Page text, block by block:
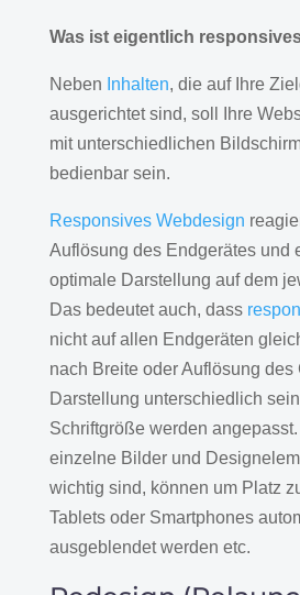
Was ist eigentlich
Neben Inhalten, die auf Ihre
ausgerichtet sind, soll Ihre
mit unterschiedlichen
bedienbar sein.
Responsives Webdesign
Auflösung des Endgerätes und
optimale Darstellung auf dem
Das bedeutet auch, dass
nicht auf allen Endgeräten
nach Breite oder Auflösung des
Darstellung unterschiedlich
Schriftgröße werden
einzelne Bilder und
wichtig sind, können um Platz
Tablets oder Smartphones
ausgeblendet werden etc.